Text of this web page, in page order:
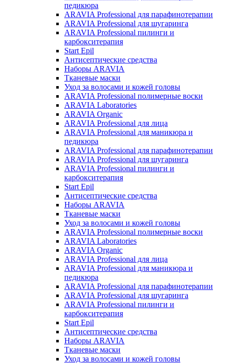
педикюра
ARAVIA Professional для парафинотерапии
ARAVIA Professional для шугаринга
ARAVIA Professional пилинги и
карбокситерапия
Start Epil
Антисептические средства
Наборы ARAVIA
Тканевые маски
Уход за волосами и кожей головы
ARAVIA Professional полимерные воски
ARAVIA Laboratories
ARAVIA Organic
ARAVIA Professional для лица
ARAVIA Professional для маникюра и
педикюра
ARAVIA Professional для парафинотерапии
ARAVIA Professional для шугаринга
ARAVIA Professional пилинги и
карбокситерапия
Start Epil
Антисептические средства
Наборы ARAVIA
Тканевые маски
Уход за волосами и кожей головы
ARAVIA Professional полимерные воски
ARAVIA Laboratories
ARAVIA Organic
ARAVIA Professional для лица
ARAVIA Professional для маникюра и
педикюра
ARAVIA Professional для парафинотерапии
ARAVIA Professional для шугаринга
ARAVIA Professional пилинги и
карбокситерапия
Start Epil
Антисептические средства
Наборы ARAVIA
Тканевые маски
Уход за волосами и кожей головы